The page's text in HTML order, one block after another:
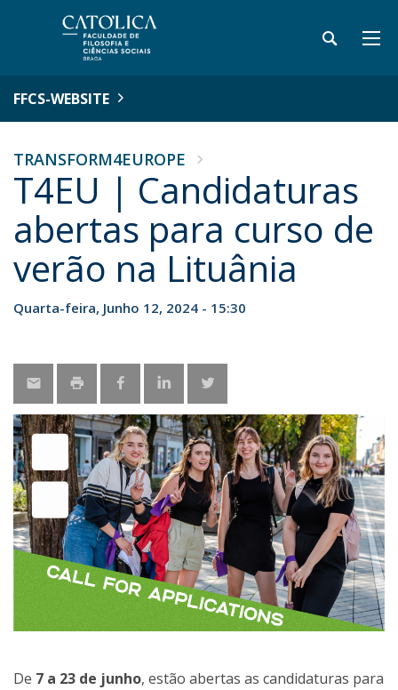
FFCS-WEBSITE
TRANSFORM4EUROPE
T4EU | Candidaturas
abertas para curso de
verão na Lituânia
Quarta-feira, Junho 12, 2024 - 15:30
De 7 a 23 de junho, estão abertas as candidaturas para